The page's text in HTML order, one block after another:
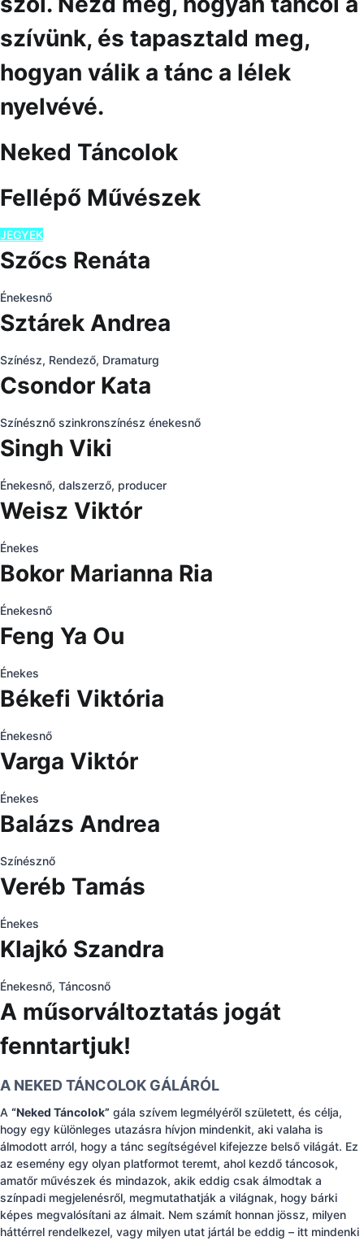
szívünk, és tapasztald meg,
hogyan válik a tánc a lélek
nyelvévé.
Neked Táncolok
Fellépő Művészek
JEGYEK
Szőcs Renáta
Énekesnő
Sztárek Andrea
Színész, Rendező, Dramaturg
Csondor Kata
Színésznő szinkronszínész énekesnő
Singh Viki
Énekesnő, dalszerző, producer
Weisz Viktór
Énekes
Bokor Marianna Ria
Énekesnő
Feng Ya Ou
Énekes
Békefi Viktória
Énekesnő
Varga Viktór
Énekes
Balázs Andrea
Színésznő
Veréb Tamás
Énekes
Klajkó Szandra
Énekesnő, Táncosnő
A műsorváltoztatás jogát
fenntartjuk!
A NEKED TÁNCOLOK GÁLÁRÓL
A “Neked Táncolok” gála szívem legmélyéről született, és célja,
hogy egy különleges utazásra hívjon mindenkit, aki valaha is
álmodott arról, hogy a tánc segítségével kifejezze belső világát. Ez
az esemény egy olyan platformot teremt, ahol kezdő táncosok,
amatőr művészek és mindazok, akik eddig csak álmodtak a
színpadi megjelenésről, megmutathatják a világnak, hogy bárki
képes megvalósítani az álmait. Nem számít honnan jössz, milyen
háttérrel rendelkezel, vagy milyen utat jártál be eddig – itt mindenki